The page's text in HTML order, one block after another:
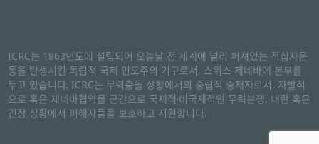
ICRC는 1863년도에 설립되어 오늘날 전 세계에 널리 퍼져있는 적십자운
동을 탄생시킨 독립적 국제 인도주의 기구로서, 스위스 제네바에 본부를
두고 있습니다. ICRC는 무력충돌 상황에서의 중립적 중재자로서, 자발적
으로 혹은 제네바협약을 근간으로 국제적·비국제적인 무력분쟁, 내란 혹은
긴장 상황에서 피해자들을 보호하고 지원합니다.